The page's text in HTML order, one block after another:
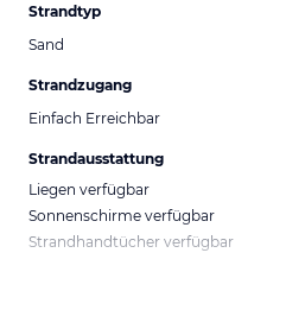
Strandtyp
Sand
Strandzugang
Einfach Erreichbar
Strandausstattung
Liegen verfügbar
Sonnenschirme verfügbar
Strandhandtücher verfügbar